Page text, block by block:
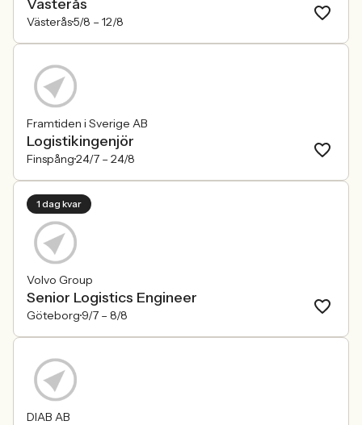
Västerås
Västerås5/8 – 12/8
Framtiden i Sverige AB
Logistikingenjör
Finspång24/7 – 24/8
1 dag kvar
Volvo Group
Senior Logistics Engineer
Göteborg 9/7 – 8/8
DIAB AB